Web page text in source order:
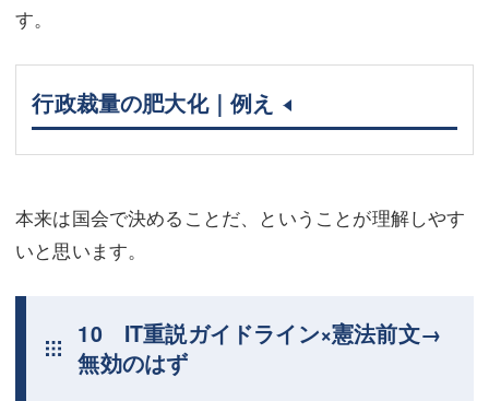
す。
行政裁量の肥大化｜例え
本来は国会で決めることだ、ということが理解しやす
いと思います。
10 IT重説ガイドライン×憲法前文→
無効のはず